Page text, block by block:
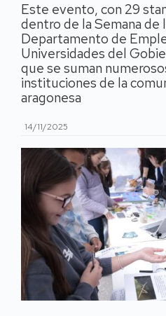
Este evento, con 29
dentro de la Semana de
Departamento de
Universidades del
que se suman
instituciones de la
aragonesa
14/11/2025